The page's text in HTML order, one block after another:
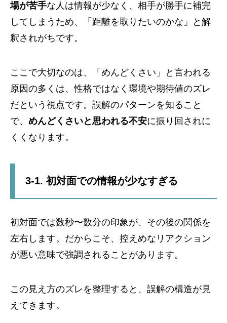
場が苦手な人は情報が少なく、相手が勝手に補完
してしまうため、「距離を取りたいのかな」と解
釈されがちです。
ここで大切なのは、「めんどくさい」と言われる
原因の多くは、性格ではなく環境や期待値のズレ
だという視点です。誤解のパターンを知ること
で、 めんどくさいと思われる不安に振り回されに
くくなります。
3-1. 初対面での情報が少なすぎる
初対面では数秒〜数分の印象が、その後の関係を
左右します。だからこそ、控えめなリアクション
が悪い意味で強調されることがあります。
この見え方のズレを整理すると、誤解の構造が見
えてきます。